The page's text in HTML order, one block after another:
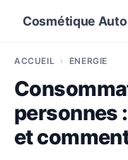
Cosmétique Auto
ACCUEIL ÉNERGIE
personnes
et